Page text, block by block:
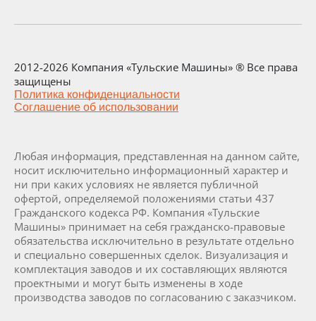
2012-2026 Компания «Тульские Машины» ® Все права
защищены
Политика конфиденциальности
Соглашение об использовании
Любая информация, представленная на данном сайте,
носит исключительно информационный характер и
ни при каких условиях не является публичной
офертой, определяемой положениями статьи 437
Гражданского кодекса РФ. Компания «Тульские
Машины» принимает на себя гражданско-правовые
обязательства исключительно в результате отдельно
и специально совершенных сделок. Визуализация и
комплектация заводов и их составляющих являются
проектными и могут быть изменены в ходе
производства заводов по согласованию с заказчиком.